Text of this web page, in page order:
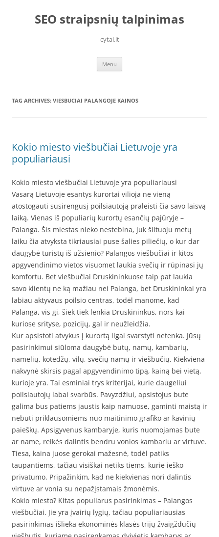
contentSEO straipsnių talpinimas
cytai.lt
Menu
TAG ARCHIVES: VIESBUCIAI PALANGOJE KAINOS
Kokio miesto viešbučiai Lietuvoje yra
populiariausi
Kokio miesto viešbučiai Lietuvoje yra populiariausi
Vasarą Lietuvoje esantys kurortai vilioja ne vieną
atostogauti susirengusį poilsiautoją praleisti čia savo laisvą
laiką. Vienas iš populiarių kurortų esančių pajūryje –
Palanga. Šis miestas nieko nestebina, juk šiltuoju metų
laiku čia atvyksta tikriausiai puse šalies piliečių, o kur dar
daugybė turistų iš užsienio? Palangos viešbučiai ir kitos
apgyvendinimo vietos visuomet laukia svečių ir rūpinasi jų
komfortu. Bet viešbučiai Druskininkuose taip pat laukia
savo klientų ne ką mažiau nei Palanga, bet Druskininkai yra
labiau aktyvaus poilsio centras, todėl manome, kad
Palanga, vis gi, šiek tiek lenkia Druskininkus, nors kai
kuriose srityse, pozicijų, gal ir neužleidžia.
Kur apsistoti atvykus į kurortą ilgai svarstyti netenka. Jūsų
pasirinkimui siūloma daugybė butų, namų, kambarių,
namelių, kotedžų, vilų, svečių namų ir viešbučių. Kiekviena
nakvynė skirsis pagal apgyvendinimo tipą, kainą bei vietą,
kurioje yra. Tai esminiai trys kriterijai, kurie daugeliui
poilsiautojų labai svarbūs. Pavyzdžiui, apsistojus bute
galima bus patiems jaustis kaip namuose, gaminti maistą ir
nebūti priklausomiems nuo maitinimo grafiko ar kavinių
paieškų. Apsigyvenus kambaryje, kuris nuomojamas bute
ar name, reikės dalintis bendru vonios kambariu ar virtuve.
Tiesa, kaina juose gerokai mažesnė, todėl patiks
taupantiems, tačiau visiškai netiks tiems, kurie ieško
privatumo. Pripažinkim, kad ne kiekvienas nori dalintis
virtuve ar vonia su nepažįstamais žmonėmis.
Kokio miesto? Kitas populiarus pasirinkimas – Palangos
viešbučiai. Jie yra įvairių lygių, tačiau populiariausias
pasirinkimas išlieka ekonominės klasės trijų žvaigždučių